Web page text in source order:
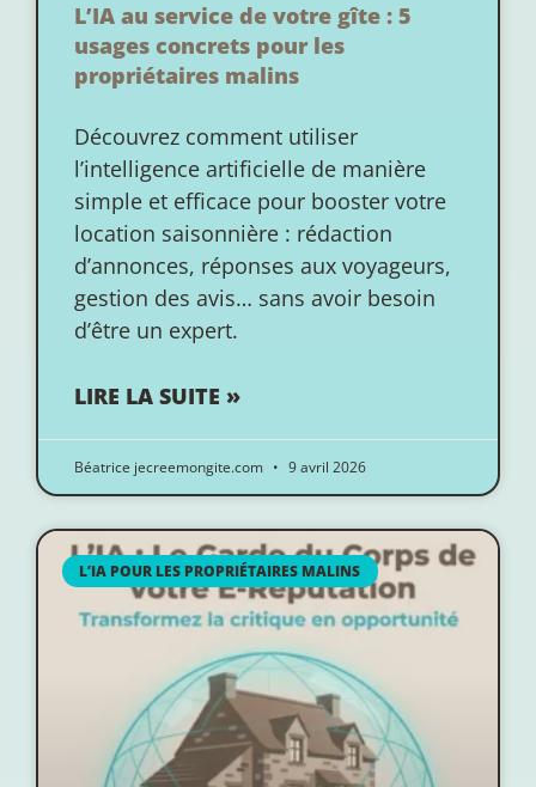
L’IA au service de votre gîte : 5
usages concrets pour les
propriétaires malins
Découvrez comment utiliser
l’intelligence artificielle de manière
simple et efficace pour booster votre
location saisonnière : rédaction
d’annonces, réponses aux voyageurs,
gestion des avis… sans avoir besoin
d’être un expert.
LIRE LA SUITE »
Béatrice jecreemongite.com 9 avril 2026
L’IA POUR LES PROPRIÉTAIRES MALINS